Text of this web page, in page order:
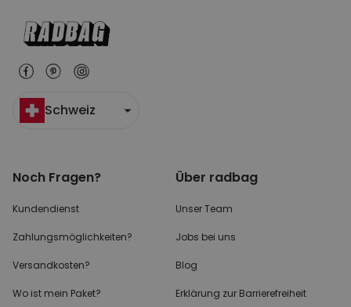
Schweiz
Noch Fragen?
Kundendienst
Zahlungsmöglichkeiten?
Versandkosten?
Wo ist mein Paket?
Über radbag
Unser Team
Jobs bei uns
Blog
Erklärung zur Barrierefreiheit